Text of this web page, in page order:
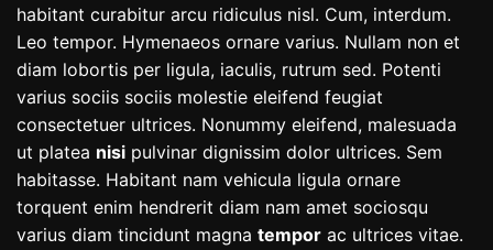
habitant curabitur arcu ridiculus nisl. Cum, interdum.
Leo tempor. Hymenaeos ornare varius. Nullam non et
diam lobortis per ligula, iaculis, rutrum sed. Potenti
varius sociis sociis molestie eleifend feugiat
consectetuer ultrices. Nonummy eleifend, malesuada
ut platea nisi pulvinar dignissim dolor ultrices. Sem
habitasse. Habitant nam vehicula ligula ornare
torquent enim hendrerit diam nam amet sociosqu
varius diam tincidunt magna tempor ac ultrices vitae.